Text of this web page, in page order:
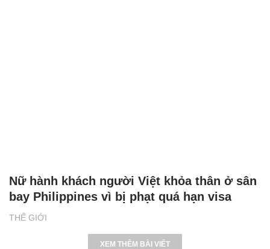
THẾ GIỚI
Nữ hành khách người Việt khỏa thân ở sân
bay Philippines vì bị phạt quá hạn visa
XEM THÊM BÀI VIẾT